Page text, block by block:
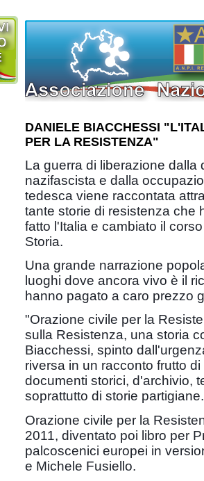
DANIELE BIACCHESSI
PER LA RESISTENZA"
La guerra di liberazione dalla
nazifascista e dalla
tedesca viene raccontata
tante storie di resistenza che
fatto l'Italia e cambiato il
Storia.
Una grande narrazione
luoghi dove ancora vivo è il
hanno pagato a caro prezzo
"Orazione civile per la
sulla Resistenza, una storia
Biacchessi, spinto
riversa in un racconto frutto
documenti storici, d'archivio,
soprattutto di storie partigiane.
Orazione civile per la
2011, diventato poi libro per
palcoscenici europei in
e Michele Fusiello.